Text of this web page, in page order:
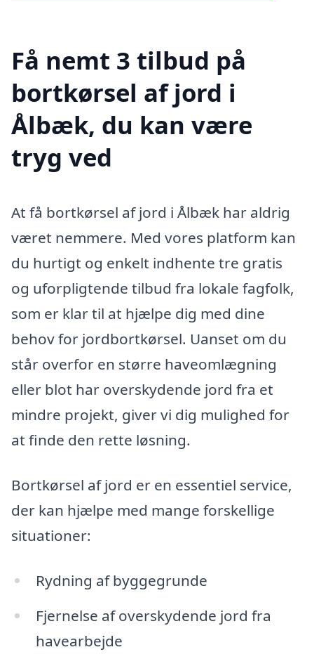
Få nemt 3 tilbud på
bortkørsel af jord i
Ålbæk, du kan være
tryg ved
At få bortkørsel af jord i Ålbæk har aldrig
været nemmere. Med vores platform kan
du hurtigt og enkelt indhente tre gratis
og uforpligtende tilbud fra lokale fagfolk,
som er klar til at hjælpe dig med dine
behov for jordbortkørsel. Uanset om du
står overfor en større haveomlægning
eller blot har overskydende jord fra et
mindre projekt, giver vi dig mulighed for
at finde den rette løsning.
Bortkørsel af jord er en essentiel service,
der kan hjælpe med mange forskellige
situationer:
Rydning af byggegrunde
Fjernelse af overskydende jord fra
havearbejde